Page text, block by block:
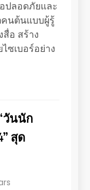
ปลอดภัยและ
คนต้นแบบผู้รู้
สื่อ สร้าง
ซเบอร์อย่าง
วันนัก
สุด